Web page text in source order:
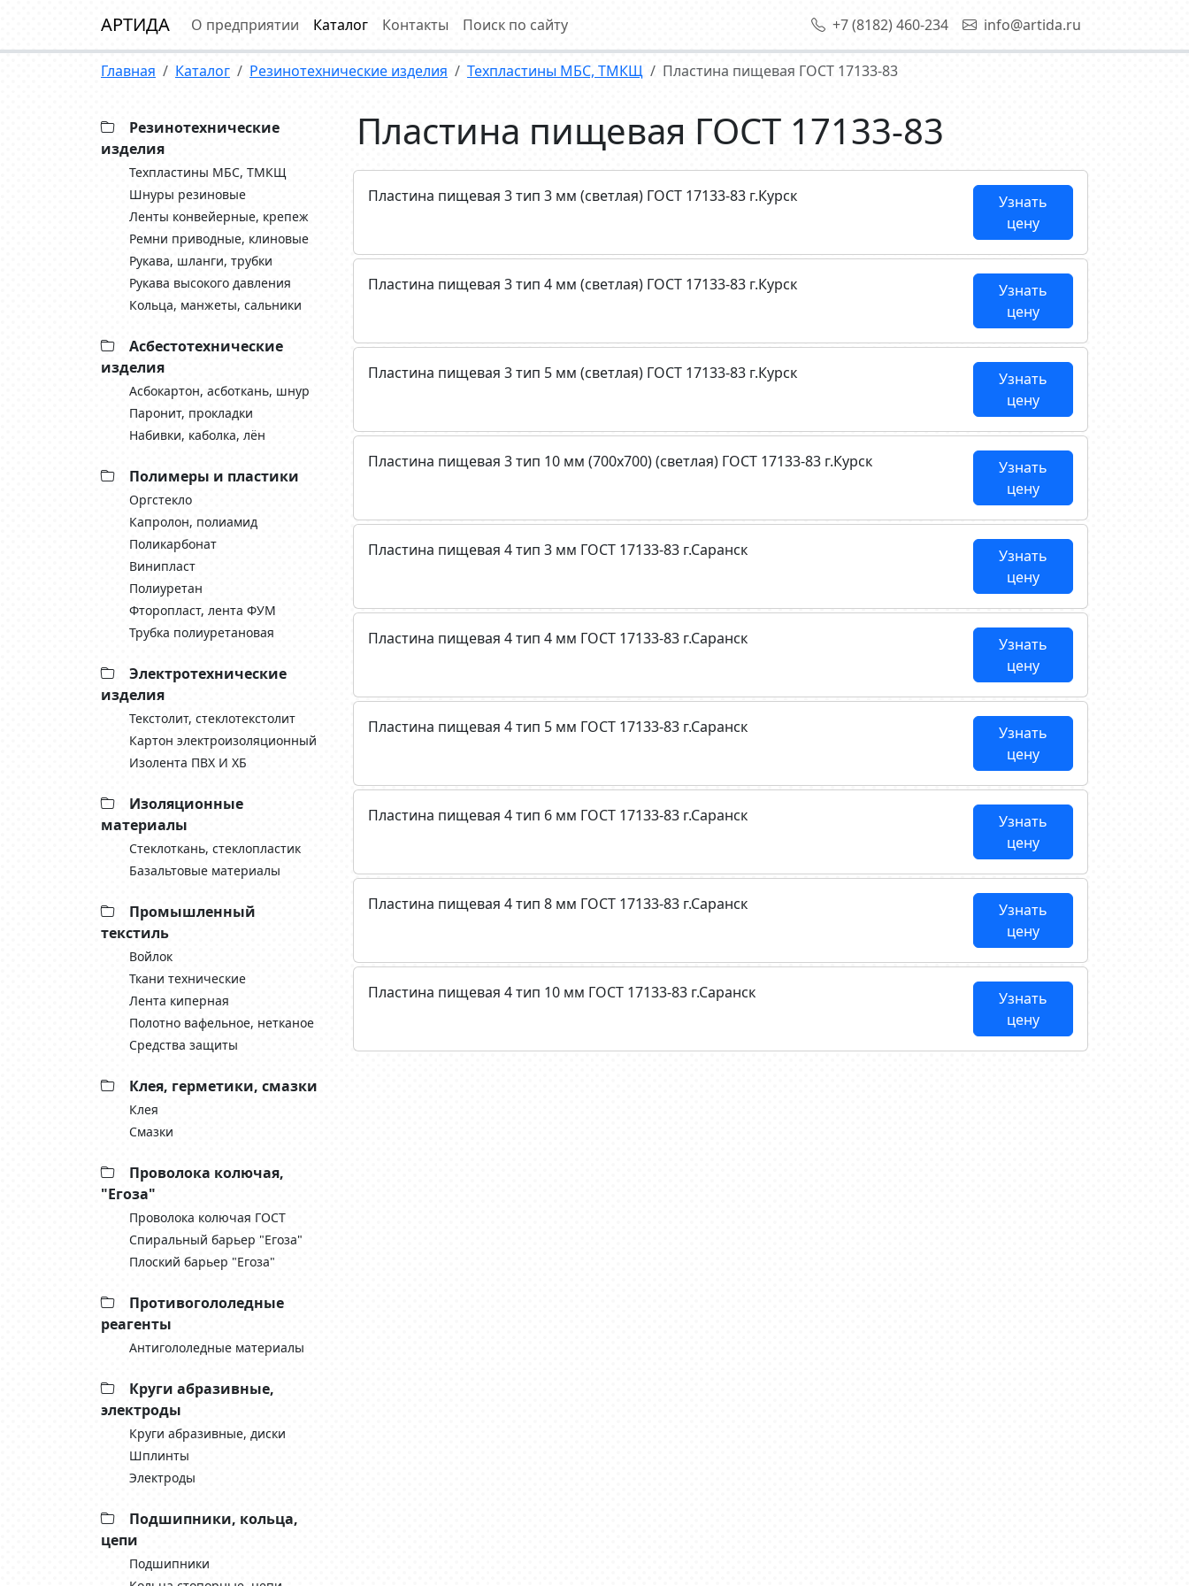
АРТИДА О предприятии Каталог Контакты Поиск по сайту +7 (8182) 460-234 info@artida.ru
Главная Каталог Резинотехнические изделия Техпластины МБС, ТМКЩ Пластина пищевая ГОСТ 17133-83
Резинотехнические
изделия
Техпластины МБС, ТМКЩ
Шнуры резиновые
Ленты конвейерные, крепеж
Ремни приводные, клиновые
Рукава, шланги, трубки
Рукава высокого давления
Кольца, манжеты, сальники
Асбестотехнические
изделия
Асбокартон, асботкань, шнур
Паронит, прокладки
Набивки, каболка, лён
Полимеры и пластики
Оргстекло
Капролон, полиамид
Поликарбонат
Винипласт
Полиуретан
Фторопласт, лента ФУМ
Трубка полиуретановая
Электротехнические
изделия
Текстолит, стеклотекстолит
Картон электроизоляционный
Изолента ПВХ И ХБ
Изоляционные
материалы
Стеклоткань, cтеклопластик
Базальтовые материалы
Промышленный
текстиль
Войлок
Ткани технические
Лента киперная
Полотно вафельное, нетканое
Средства защиты
Клея, герметики, смазки
Клея
Смазки
Проволока колючая,
"Егоза"
Проволока колючая ГОСТ
Спиральный барьер "Егоза"
Плоский барьер "Егоза"
Противогололедные
реагенты
Антигололедные материалы
Круги абразивные,
электроды
Круги абразивные, диски
Шплинты
Электроды
Подшипники, кольца,
цепи
Подшипники
Пластина пищевая ГОСТ 17133-83
Пластина пищевая 3 тип 3 мм (светлая) ГОСТ 17133-83 г.Курск
Узнать
цену
Пластина пищевая 3 тип 4 мм (светлая) ГОСТ 17133-83 г.Курск
Узнать
цену
Пластина пищевая 3 тип 5 мм (светлая) ГОСТ 17133-83 г.Курск
Узнать
цену
Пластина пищевая 3 тип 10 мм (700х700) (светлая) ГОСТ 17133-83 г.Курск
Узнать
цену
Пластина пищевая 4 тип 3 мм ГОСТ 17133-83 г.Саранск
Узнать
цену
Пластина пищевая 4 тип 4 мм ГОСТ 17133-83 г.Саранск
Узнать
цену
Пластина пищевая 4 тип 5 мм ГОСТ 17133-83 г.Саранск
Узнать
цену
Пластина пищевая 4 тип 6 мм ГОСТ 17133-83 г.Саранск
Узнать
цену
Пластина пищевая 4 тип 8 мм ГОСТ 17133-83 г.Саранск
Узнать
цену
Пластина пищевая 4 тип 10 мм ГОСТ 17133-83 г.Саранск
Узнать
цену